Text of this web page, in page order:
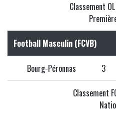
Classement
Football Masculin (FCVB)
Bourg-Péronnas 3
Classement